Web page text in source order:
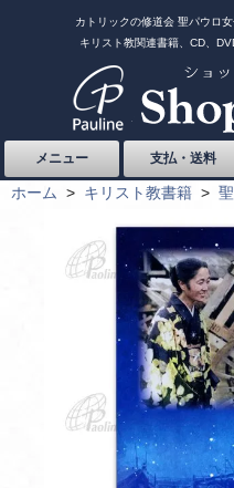
カトリックの修道会 聖パウロ
キリスト教関連書籍、CD、
メニュー 支払・送料
ホーム > キリスト教書籍 >